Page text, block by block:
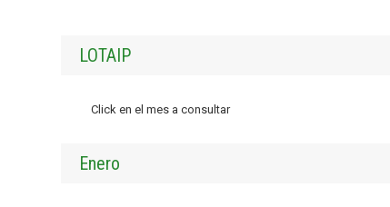
LOTAIP
Click en el mes a consultar
Enero